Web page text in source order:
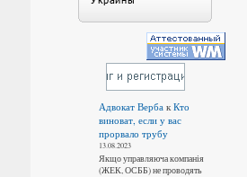
Адвокат ВербакКто
виноват, если у вас
прорвало трубу
13.08.2023
Якщо управляюча компанія
(ЖЕК, ОСББ) не проводять